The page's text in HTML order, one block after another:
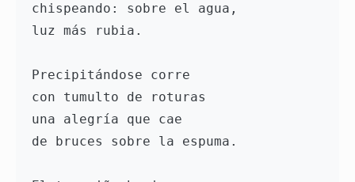
chispeando: sobre el agua,
luz más rubia.
Precipitándose corre
con tumulto de roturas
una alegría que cae
de bruces sobre la espuma.